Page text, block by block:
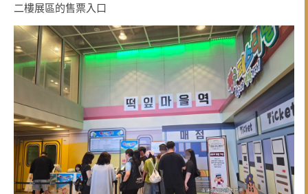
二樓展區的售票入口